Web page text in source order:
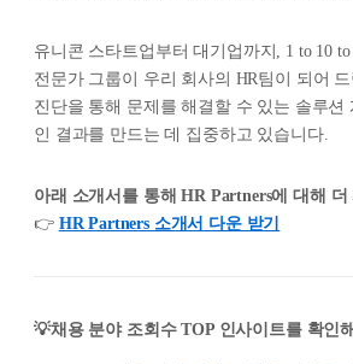
유니콘 스타트업부터 대기업까지, 1 to 10
전문가 그룹이 우리 회사의 HR팀이 되어
진단을 통해 문제를 해결할 수 있는 솔루션
인 결과를 만드는 데 집중하고 있습니다.
아래 소개서를 통해 HR Partners에 대해
👉 HR Partners 소개서 다운 받기
💡채용 분야 조회수 TOP 인사이트를 확인